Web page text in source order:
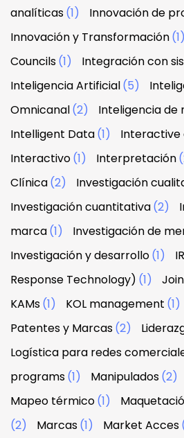
analíticas(1) Innovación de
Innovación y Transformación(1)
Councils(1) Integración con
Inteligencia Artificial(5)
Omnicanal(2) Inteligencia de
Intelligent Data(1)
Interactivo(1) Interpretación
Clínica(2) Investigación
Investigación cuantitativa(2)
marca(1) Investigación de
Investigación y desarrollo(1)
Response Technology) (1)
KAMs(1) KOL management (1)
Patentes y Marcas(2)
Logística para redes
programs(1) Manipulados(2)
Mapeo térmico(1)
(2)
Marcas(1) Market Acces